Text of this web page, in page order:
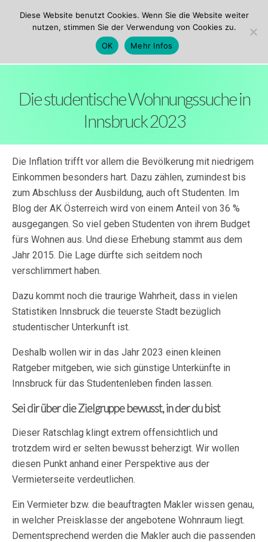
ezw Innsbruck
Die studentische Wohnungssuche in
Innsbruck 2023
Die Inflation trifft vor allem die Bevölkerung mit niedrigem
Einkommen besonders hart. Dazu zählen, zumindest bis
zum Abschluss der Ausbildung, auch oft Studenten. Im
Blog der AK Österreich wird von einem Anteil von 36 %
ausgegangen. So viel geben Studenten von ihrem Budget
fürs Wohnen aus. Und diese Erhebung stammt aus dem
Jahr 2015. Die Lage dürfte sich seitdem noch
verschlimmert haben.
Dazu kommt noch die traurige Wahrheit, dass in vielen
Statistiken Innsbruck die teuerste Stadt bezüglich
studentischer Unterkunft ist.
Deshalb wollen wir in das Jahr 2023 einen kleinen
Ratgeber mitgeben, wie sich günstige Unterkünfte in
Innsbruck für das Studentenleben finden lassen.
Sei dir über die Zielgruppe bewusst, in der du bist
Dieser Ratschlag klingt extrem offensichtlich und
trotzdem wird er selten bewusst beherzigt. Wir wollen
diesen Punkt anhand einer Perspektive aus der
Vermieterseite verdeutlichen.
Ein Vermieter bzw. die beauftragten Makler wissen genau,
in welcher Preisklasse der angebotene Wohnraum liegt.
Dementsprechend werden die Makler auch die passenden
Diese Website benutzt Cookies. Wenn Sie die Website weiter
nutzen, stimmen Sie der Verwendung von Cookies zu.
OK
Mehr Infos